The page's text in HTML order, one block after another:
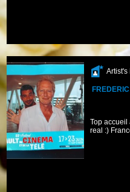
Artist's
Top accueil
real :)